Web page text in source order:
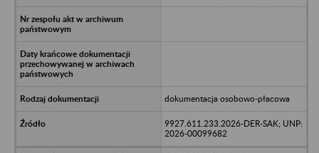
dokumentacja osobowo-płacowa
9927.611.233.2026-DER-SAK; UNP:
2026-00099682